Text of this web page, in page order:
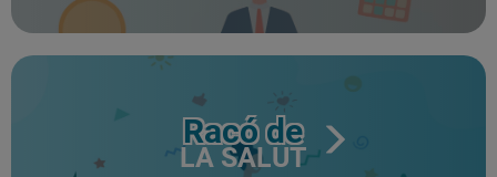
Racó de
LA SALUT